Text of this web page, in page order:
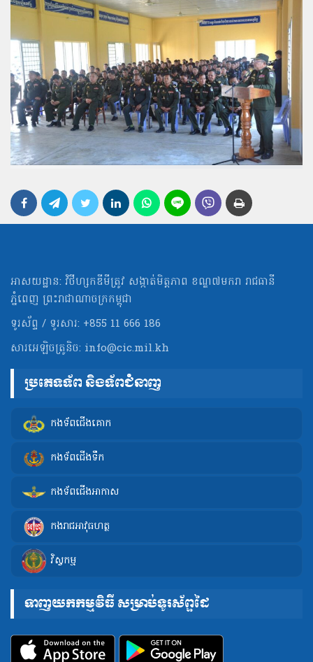
អាសយដ្ឋាន: វិថីហ្សកឌីមីត្រូវ សង្កាត់មិត្ដភាព ខណ្ឌ៧មករា រាជធានី
ភ្នំពេញ ព្រះរាជាណាចក្រកម្ពុជា
ទូរស័ព្ទ / ទូរសារ: +855 11 666 186
សារអេឡិចត្រូនិច: info@cic.mil.kh
ប្រភេទទ័ព និងទ័ពជំនាញ
កងទ័ពជើងគោក
កងទ័ពជើងទឹក
កងទ័ពជើងអាកាស
កងរាជអាវុធហត្ថ
វិស្វកម្ម
ទាញយកកម្មវិធី សម្រាប់ទូរស័ព្ទដៃ